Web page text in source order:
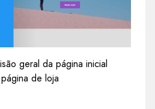
geral da página inicial
de loja